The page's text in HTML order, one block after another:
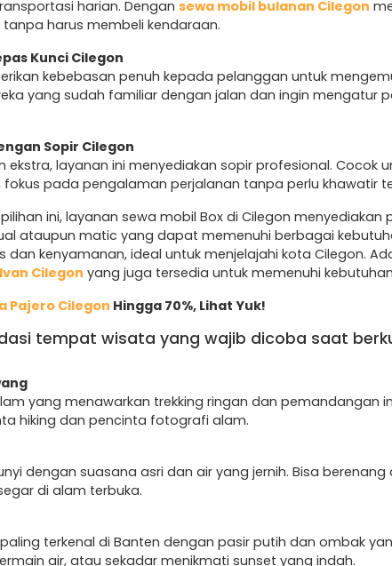
harian. Dengan sewa mobil bulanan Cilegon
harus membeli kendaraan.
Kunci Cilegon
kebebasan penuh kepada pelanggan untuk
yang sudah familiar dengan jalan dan ingin mengatur
Sopir Cilegon
ekstra, layanan ini menyediakan sopir profesional. Cocok
fokus pada pengalaman perjalanan tanpa perlu khawatir
ini, layanan sewa mobil Box di Cilegon menyediakan
ataupun matic yang dapat memenuhi berbagai
dan kenyamanan, ideal untuk menjelajahi kota Cilegon.
Cilegon yang juga tersedia untuk memenuhi
Pajero Cilegon Hingga 70%, Lihat Yuk!
tempat wisata yang wajib dicoba saat
yang menawarkan trekking ringan dan pemandangan
hiking dan pencinta fotografi alam.
dengan suasana asri dan air yang jernih. Bisa
di alam terbuka.
terkenal di Banten dengan pasir putih dan ombak
air, atau sekadar menikmati sunset yang indah.